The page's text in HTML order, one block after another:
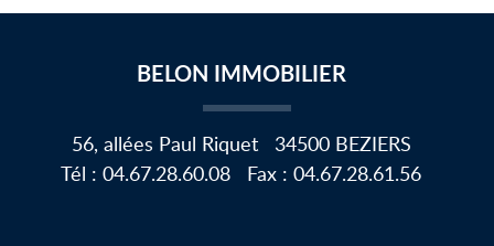
BELON IMMOBILIER
56, allées Paul Riquet 34500 BEZIERS
Tél :04.67.28.60.08 Fax :04.67.28.61.56